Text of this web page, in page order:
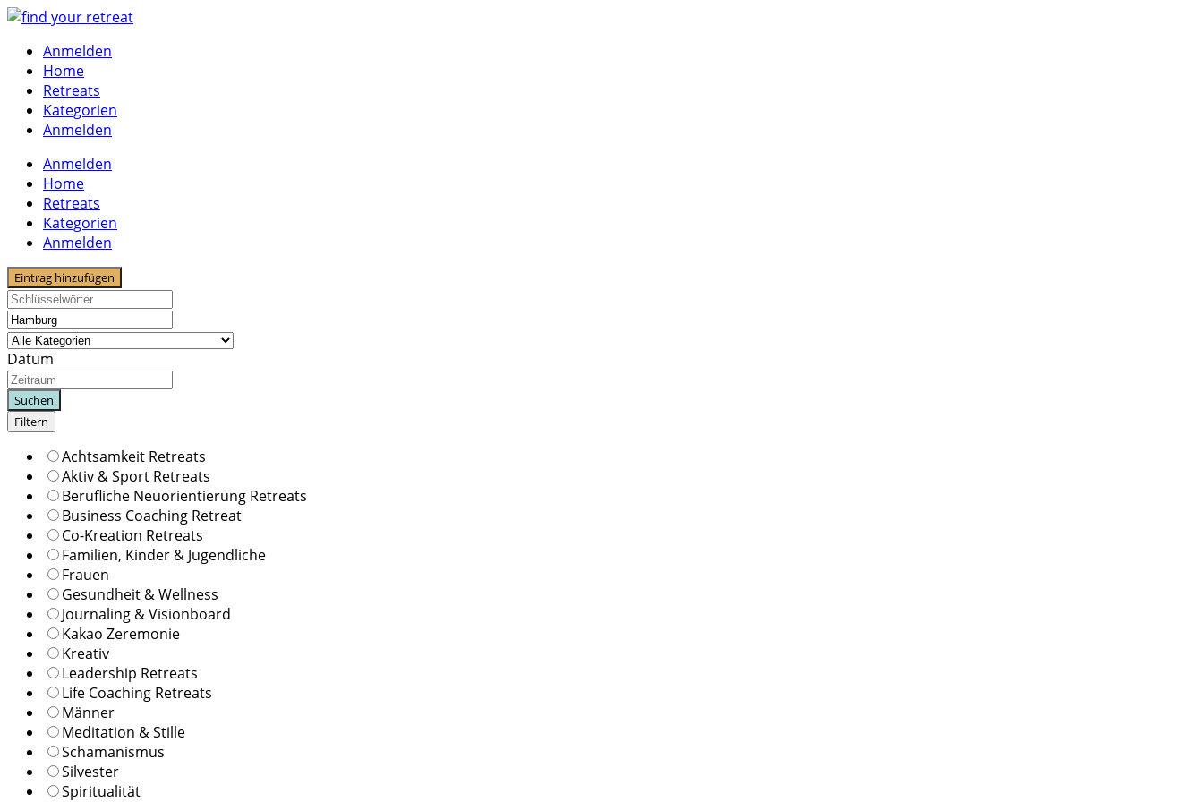
Skip
contentAnmelden
Home
Retreats
Kategorien
Anmelden
Anmelden
Home
Retreats
Kategorien
Anmelden
Eintrag hinzufügen
Datum
Suchen
Filtern
Achtsamkeit Retreats
Aktiv & Sport Retreats
Berufliche Neuorientierung Retreats
Business Coaching Retreat
Co-Kreation Retreats
Familien, Kinder & Jugendliche
Frauen
Gesundheit & Wellness
Journaling & Visionboard
Kakao Zeremonie
Kreativ
Leadership Retreats
Life Coaching Retreats
Männer
Meditation & Stille
Schamanismus
Silvester
Spiritualität